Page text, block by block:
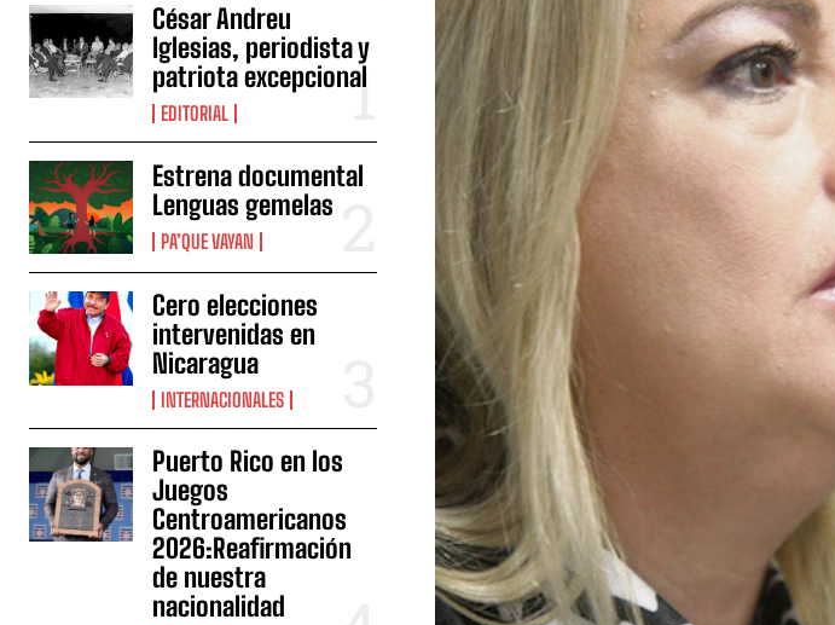
César Andreu
Iglesias, periodista y
patriota excepcional
EDITORIAL
Estrena documental
Lenguas gemelas
PA’QUE VAYAN
Cero elecciones
intervenidas en
Nicaragua
INTERNACIONALES
Puerto Rico en los
Juegos
Centroamericanos
2026:Reafirmación
de nuestra
nacionalidad